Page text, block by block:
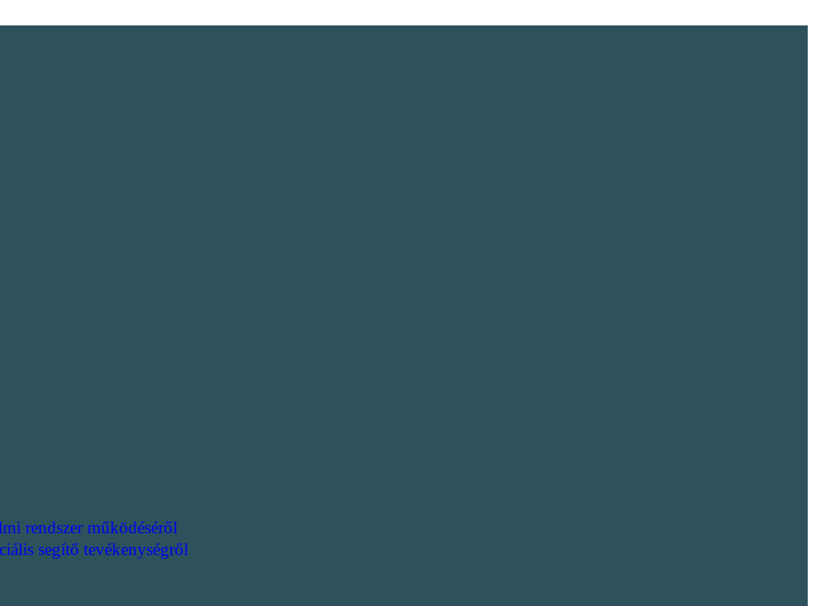
rendszer működéséről
segítő tevékenységről